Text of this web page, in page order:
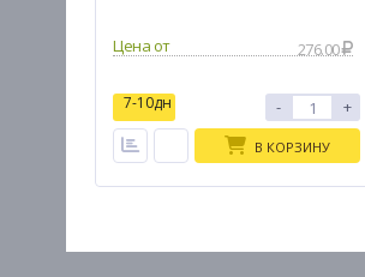
276.00
7-10дн - +
В КОРЗИНУ